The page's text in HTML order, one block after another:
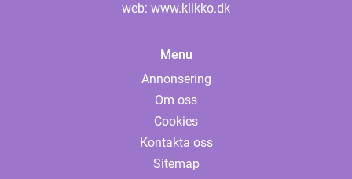
web: www.klikko.dk
Menu
Annonsering
Om oss
Cookies
Kontakta oss
Sitemap